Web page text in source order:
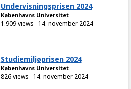
Undervisningsprisen 2024
Københavns Universitet
1.909 views 14. november 2024
Studiemiljøprisen 2024
Københavns Universitet
826 views 14. november 2024